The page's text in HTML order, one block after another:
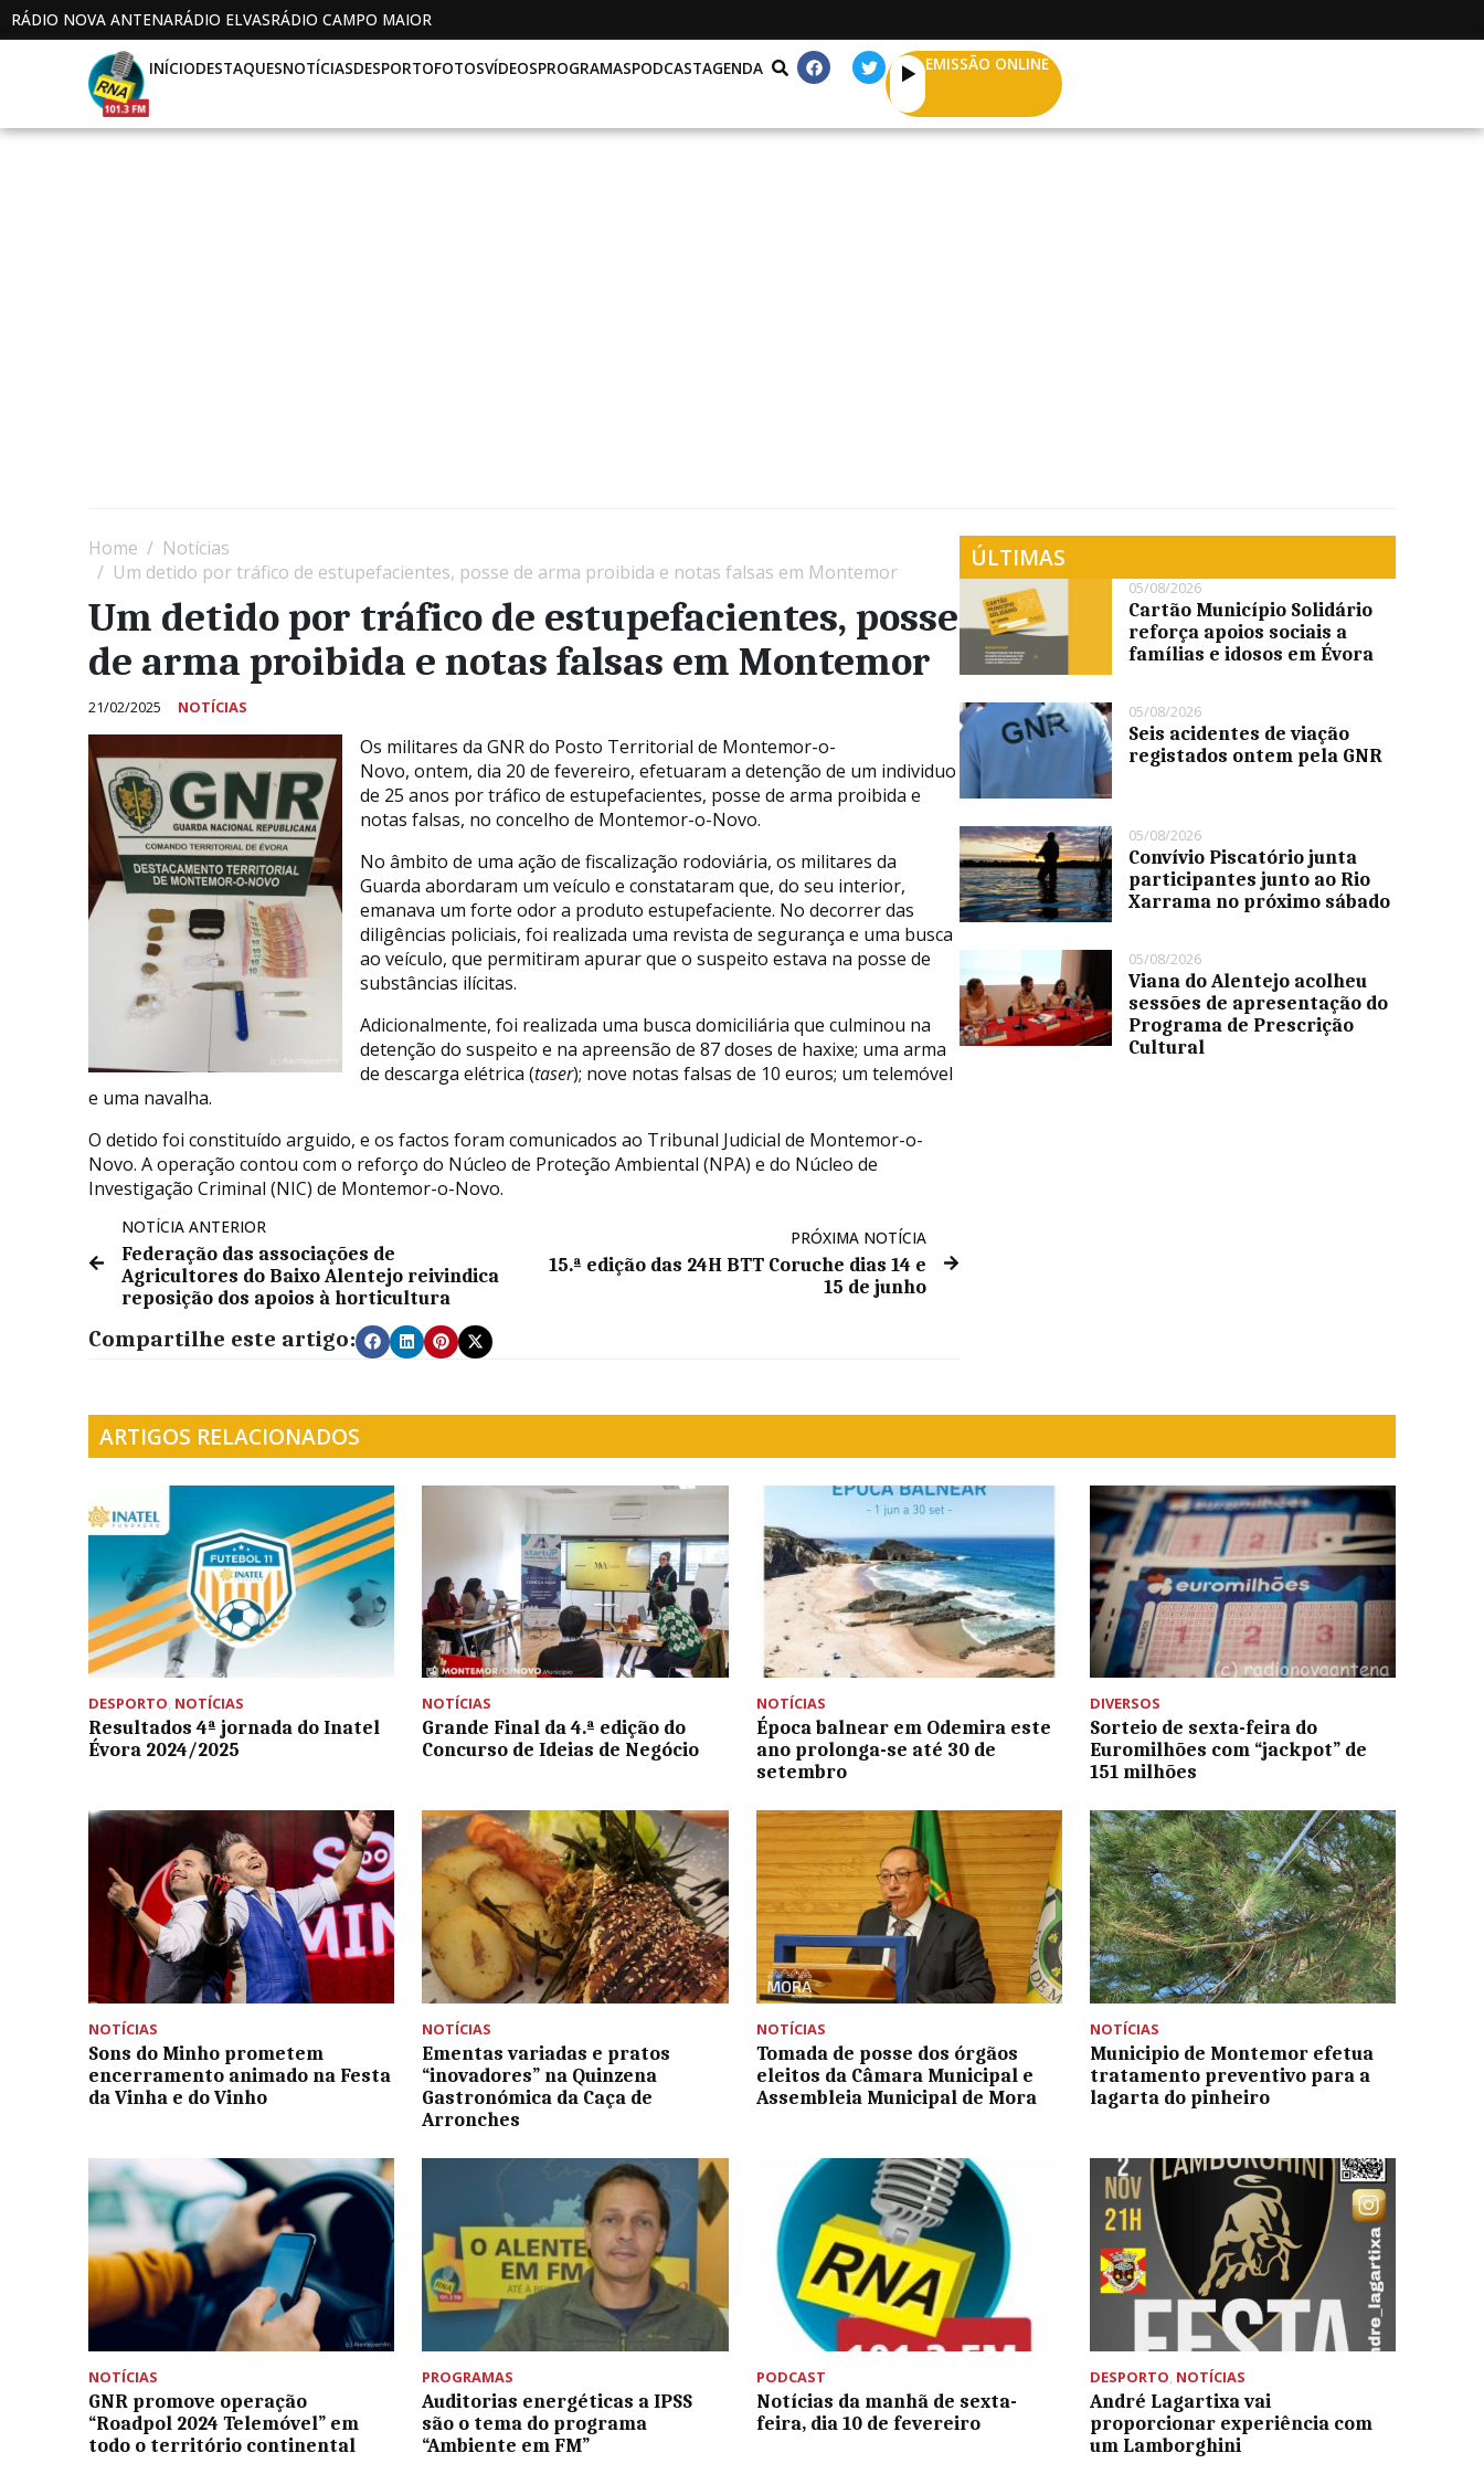
RÁDIO NOVA ANTENARÁDIO ELVASRÁDIO CAMPO MAIOR
INÍCIODESTAQUESNOTÍCIASDESPORTOFOTOSVÍDEOSPROGRAMASPODCASTAGENDA EMISSÃO ONLINE
Home
Notícias
Um detido por tráfico de estupefacientes, posse de arma proibida e notas falsas em Montemor
Um detido por tráfico de estupefacientes, posse
de arma proibida e notas falsas em Montemor
21/02/2025 NOTÍCIAS
Os militares da GNR do Posto Territorial de Montemor-o-
Novo, ontem, dia 20 de fevereiro, efetuaram a detenção de um individuo
de 25 anos por tráfico de estupefacientes, posse de arma proibida e
notas falsas, no concelho de Montemor-o-Novo.
No âmbito de uma ação de fiscalização rodoviária, os militares da
Guarda abordaram um veículo e constataram que, do seu interior,
emanava um forte odor a produto estupefaciente. No decorrer das
diligências policiais, foi realizada uma revista de segurança e uma busca
ao veículo, que permitiram apurar que o suspeito estava na posse de
substâncias ilícitas.
Adicionalmente, foi realizada uma busca domiciliária que culminou na
detenção do suspeito e na apreensão de 87 doses de haxixe; uma arma
de descarga elétrica (taser); nove notas falsas de 10 euros; um telemóvel
e uma navalha.
O detido foi constituído arguido, e os factos foram comunicados ao Tribunal Judicial de Montemor-o-
Novo. A operação contou com o reforço do Núcleo de Proteção Ambiental (NPA) e do Núcleo de
Investigação Criminal (NIC) de Montemor-o-Novo.
NOTÍCIA ANTERIOR
Federação das associações de
Agricultores do Baixo Alentejo reivindica
reposição dos apoios à horticultura
PRÓXIMA NOTÍCIA
15.ª edição das 24H BTT Coruche dias 14 e
15 de junho
Compartilhe este artigo:
ÚLTIMAS
05/08/2026
Cartão Município Solidário
reforça apoios sociais a
famílias e idosos em Évora
05/08/2026
Seis acidentes de viação
registados ontem pela GNR
05/08/2026
Convívio Piscatório junta
participantes junto ao Rio
Xarrama no próximo sábado
05/08/2026
Viana do Alentejo acolheu
sessões de apresentação do
Programa de Prescrição
Cultural
ARTIGOS RELACIONADOS
DESPORTO, NOTÍCIAS
Resultados 4ª jornada do Inatel
Évora 2024/2025
NOTÍCIAS
Grande Final da 4.ª edição do
Concurso de Ideias de Negócio
NOTÍCIAS
Época balnear em Odemira este
ano prolonga-se até 30 de
setembro
DIVERSOS
Sorteio de sexta-feira do
Euromilhões com “jackpot” de
151 milhões
NOTÍCIAS
Sons do Minho prometem
encerramento animado na Festa
da Vinha e do Vinho
NOTÍCIAS
Ementas variadas e pratos
“inovadores” na Quinzena
Gastronómica da Caça de
Arronches
NOTÍCIAS
Tomada de posse dos órgãos
eleitos da Câmara Municipal e
Assembleia Municipal de Mora
NOTÍCIAS
Municipio de Montemor efetua
tratamento preventivo para a
lagarta do pinheiro
NOTÍCIAS
GNR promove operação
“Roadpol 2024 Telemóvel” em
todo o território continental
PROGRAMAS
Auditorias energéticas a IPSS
são o tema do programa
“Ambiente em FM”
PODCAST
Notícias da manhã de sexta-
feira, dia 10 de fevereiro
DESPORTO, NOTÍCIAS
André Lagartixa vai
proporcionar experiência com
um Lamborghini